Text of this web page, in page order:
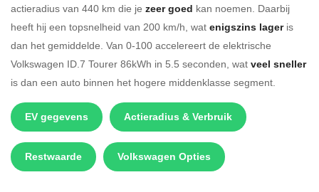
actieradius van 440 km die je zeer goed kan noemen. Daarbij
heeft hij een topsnelheid van 200 km/h, wat enigszins lageris
dan het gemiddelde. Van 0-100 accelereert de elektrische
Volkswagen ID.7 Tourer 86kWh in 5.5 seconden, wat veel sneller
is dan een auto binnen het hogere middenklasse segment.
EV gegevens Actieradius & Verbruik
Restwaarde Volkswagen Opties